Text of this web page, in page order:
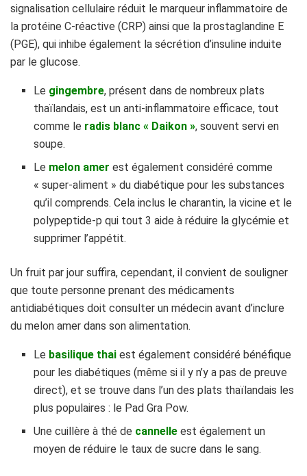
signalisation cellulaire réduit le marqueur inflammatoire de
la protéine C-réactive (CRP) ainsi que la prostaglandine E
(PGE), qui inhibe également la sécrétion d’insuline induite
par le glucose.
Le gingembre, présent dans de nombreux plats
thaïlandais, est un anti-inflammatoire efficace, tout
comme le radis blanc « Daikon », souvent servi en
soupe.
Le melon amer est également considéré comme
« super-aliment » du diabétique pour les substances
qu’il comprends. Cela inclus le charantin, la vicine et le
polypeptide-p qui tout 3 aide à réduire la glycémie et
supprimer l’appétit.
Un fruit par jour suffira, cependant, il convient de souligner
que toute personne prenant des médicaments
antidiabétiques doit consulter un médecin avant d’inclure
du melon amer dans son alimentation.
Le basilique thai est également considéré bénéfique
pour les diabétiques (même si il y n’y a pas de preuve
direct), et se trouve dans l’un des plats thaïlandais les
plus populaires : le Pad Gra Pow.
Une cuillère à thé de cannelle est également un
moyen de réduire le taux de sucre dans le sang.